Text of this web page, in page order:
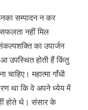
सम्पादन न कर
नहीं मिल
का उपार्जन
उपस्थित होती हैं किंतु
चाहिए। महात्मा गाँधी
था कि वे अपने ध्येय में
होते थे। संसार के